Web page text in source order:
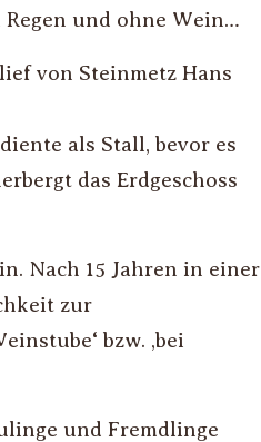
Regen und ohne Wein…
von Steinmetz Hans
als Stall, bevor es
das Erdgeschoss
Nach 15 Jahren in einer
zur
bzw. ‚bei
und Fremdlinge